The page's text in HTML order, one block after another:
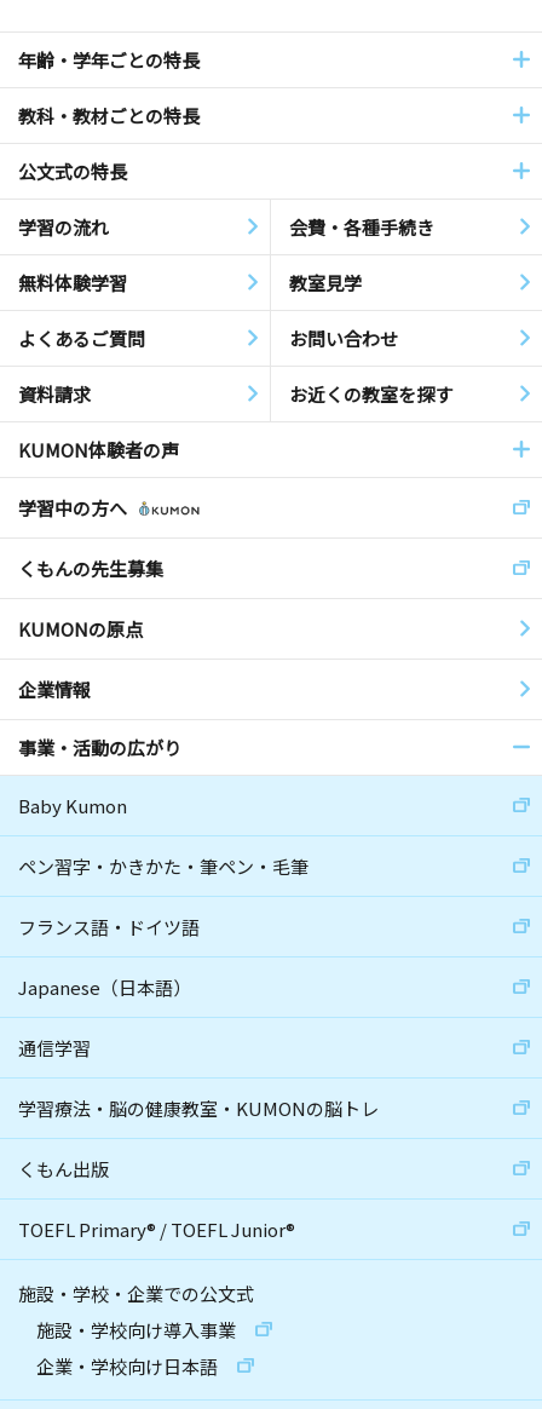
年齢・学年ごとの特長
教科・教材ごとの特長
公文式の特長
学習の流れ 会費・各種手続き
無料体験学習 教室見学
よくあるご質問 お問い合わせ
資料請求 お近くの教室を探す
KUMON体験者の声
学習中の方へ
くもんの先生募集
KUMONの原点
企業情報
事業・活動の広がり
Baby Kumon
ペン習字・かきかた・筆ペン・毛筆
フランス語・ドイツ語
Japanese（日本語）
通信学習
学習療法・脳の健康教室・KUMONの脳トレ
くもん出版
TOEFL Primary® /TOEFL Junior®
施設・学校・企業での公文式
施設・学校向け導入事業
企業・学校向け日本語